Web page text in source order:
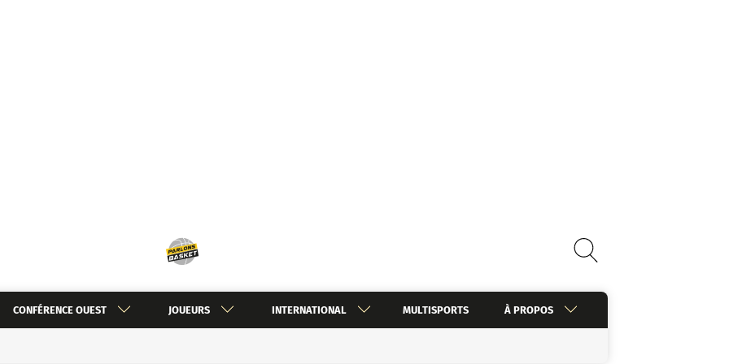
CONFÉRENCE OUEST JOUEURS INTERNATIONAL MULTISPORTS À PROPOS